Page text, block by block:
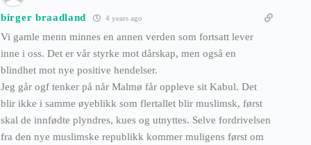
birger braadland 4 years ago
Vi gamle menn minnes en annen verden som fortsatt lever
inne i oss. Det er vår styrke mot dårskap, men også en
blindhet mot nye positive hendelser.
Jeg går ogf tenker på når Malmø får oppleve sit Kabul. Det
blir ikke i samme øyeblikk som flertallet blir muslimsk, først
skal de innfødte plyndres, kues og utnyttes. Selve fordrivelsen
fra den nye muslimske republikk kommer muligens først om